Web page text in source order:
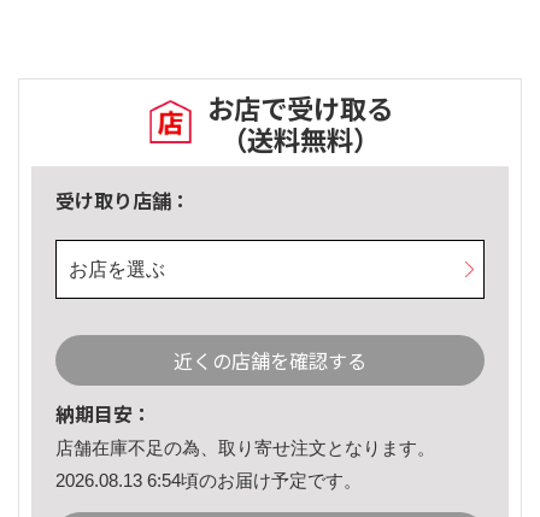
お店で受け取る
（送料無料）
受け取り店舗：
お店を選ぶ
近くの店舗を確認する
納期目安：
店舗在庫不足の為、取り寄せ注文となります。
2026.08.13 6:54頃のお届け予定です。